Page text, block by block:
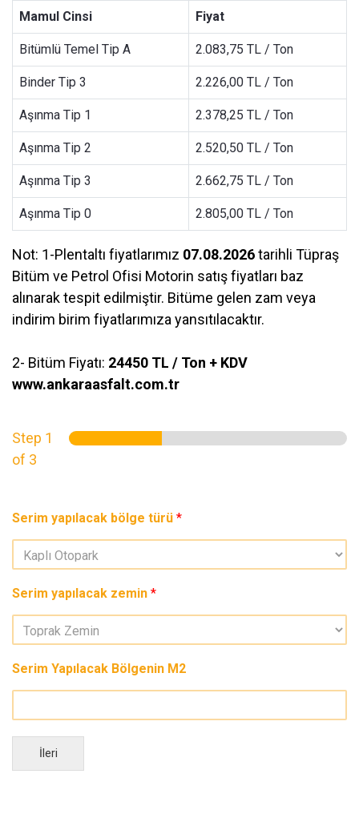
Mamul Cinsi Fiyat
Bitümlü Temel Tip A 2.083,75 TL / Ton
Binder Tip 3 2.226,00 TL / Ton
Aşınma Tip 1 2.378,25 TL / Ton
Aşınma Tip 2 2.520,50 TL / Ton
Aşınma Tip 3 2.662,75 TL / Ton
Aşınma Tip 0 2.805,00 TL / Ton
Not: 1-Plentaltı fiyatlarımız 07.08.2026tarihli Tüpraş
Bitüm ve Petrol Ofisi Motorin satış fiyatları baz
alınarak tespit edilmiştir. Bitüme gelen zam veya
indirim birim fiyatlarımıza yansıtılacaktır.
2- Bitüm Fiyatı: 24450 TL / Ton + KDV
www.ankaraasfalt.com.tr
Step 1
of 3
Serim yapılacak bölge türü *
Serim yapılacak zemin *
Serim Yapılacak Bölgenin M2
İleri